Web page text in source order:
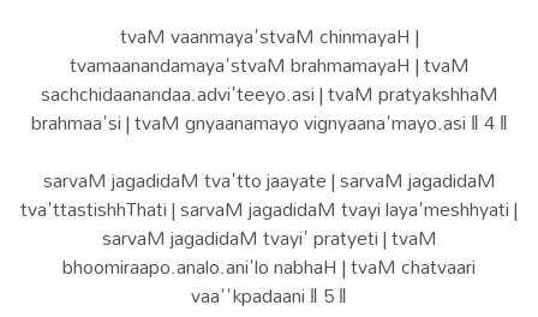
tvaM vaanmaya'stvaM chinmayaH |
tvamaanandamaya'stvaM brahmamayaH | tvaM
sachchidaanandaa.advi'teeyo.asi | tvaM pratyakshhaM
brahmaa'si | tvaM gnyaanamayo vignyaana'mayo.asi ‖ 4 ‖
sarvaM jagadidaM tva'tto jaayate | sarvaM jagadidaM
tva'ttastishhThati | sarvaM jagadidaM tvayi laya'meshhyati |
sarvaM jagadidaM tvayi' pratyeti | tvaM
bhoomiraapo.analo.ani'lo nabhaH | tvaM chatvaari
vaa''kpadaani ‖ 5 ‖